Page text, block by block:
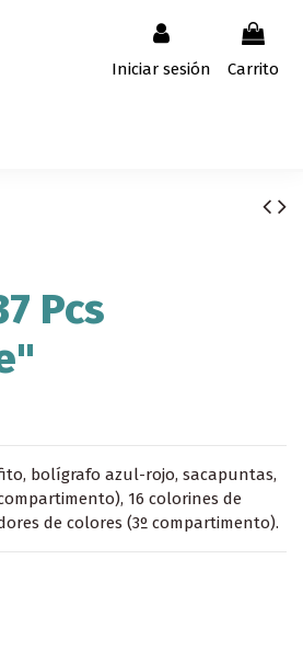
Iniciar sesión Carrito
Pcs
bolígrafo azul-rojo, sacapuntas,
16 colorines de
de colores (3º compartimento).